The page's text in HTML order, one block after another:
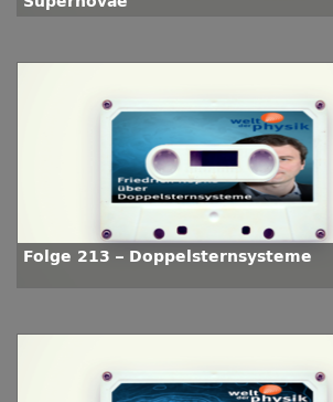
Folge 213 – Doppelsternsysteme